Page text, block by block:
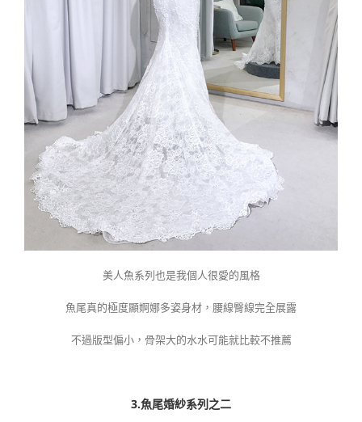
美人魚系列也是我個人很愛的風格
魚尾真的極度顯婀娜多姿身材，腰線臀線完全展露
不過版型偏小，骨架大的水水可能就比較不推薦
3.魚尾婚紗系列之二